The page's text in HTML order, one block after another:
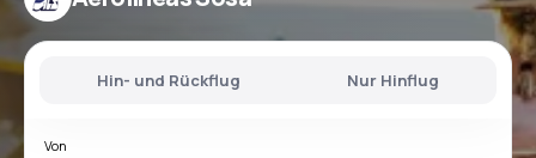
Hin- und Rückflug Nur Hinflug
Von